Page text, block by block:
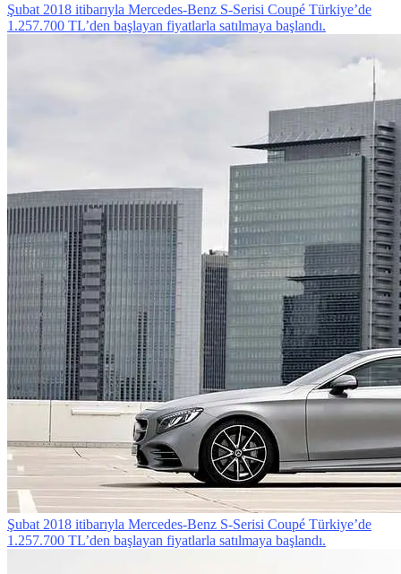
Şubat 2018 itibarıyla Mercedes-Benz S-Serisi Coupé Türkiye’de
1.257.700 TL’den başlayan fiyatlarla satılmaya başlandı.
Şubat 2018 itibarıyla Mercedes-Benz S-Serisi Coupé Türkiye’de
1.257.700 TL’den başlayan fiyatlarla satılmaya başlandı.